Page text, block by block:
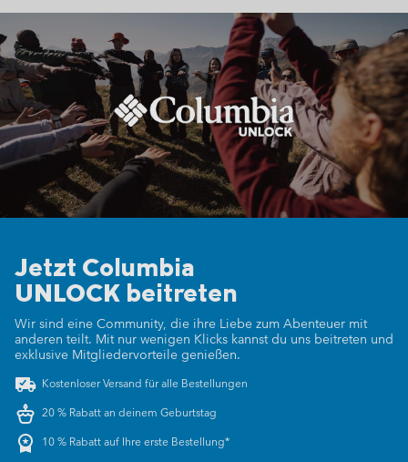
Jetzt Columbia
UNLOCK beitreten
Wir sind eine Community, die ihre Liebe zum Abenteuer mit
anderen teilt. Mit nur wenigen Klicks kannst du uns beitreten und
exklusive Mitgliedervorteile genießen.
Kostenloser Versand für alle Bestellungen
20 % Rabatt an deinem Geburtstag
10 % Rabatt auf Ihre erste Bestellung*